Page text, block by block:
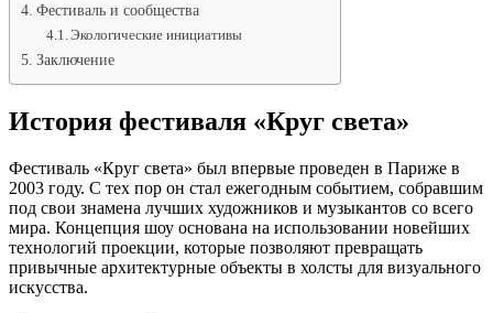
Фестиваль и сообщества
Экологические инициативы
Заключение
История фестиваля «Круг света»
Фестиваль «Круг света» был впервые проведен в Париже в
2003 году. С тех пор он стал ежегодным событием, собравшим
под свои знамена лучших художников и музыкантов со всего
мира. Концепция шоу основана на использовании новейших
технологий проекции, которые позволяют превращать
привычные архитектурные объекты в холсты для визуального
искусства.